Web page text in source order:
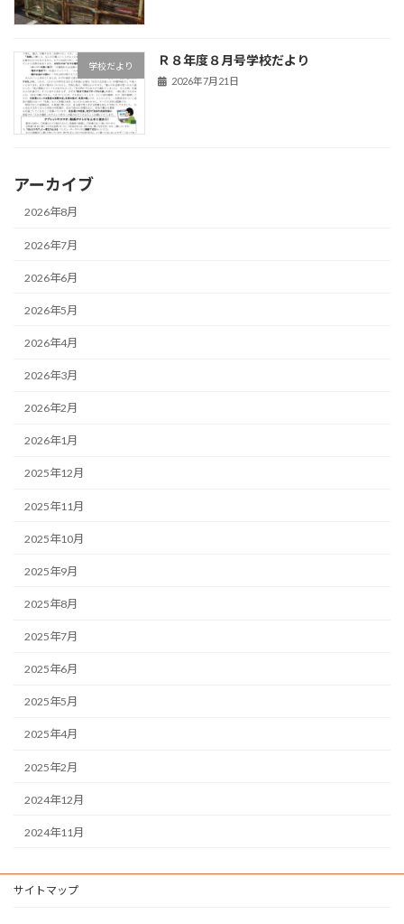
学校だより Ｒ８年度８月号学校だより
2026年7月21日
アーカイブ
2026年8月
2026年7月
2026年6月
2026年5月
2026年4月
2026年3月
2026年2月
2026年1月
2025年12月
2025年11月
2025年10月
2025年9月
2025年8月
2025年7月
2025年6月
2025年5月
2025年4月
2025年2月
2024年12月
2024年11月
サイトマップ